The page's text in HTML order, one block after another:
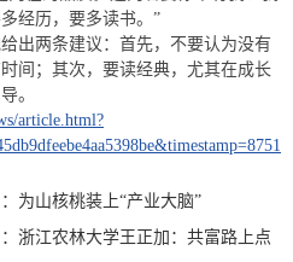
经历，要多读书。”
出两条建议：首先，不要认为没有
间；其次，要读经典，尤其在成长
。
article.html?
为山核桃装上“产业大脑”
：浙江农林大学王正加：共富路上点